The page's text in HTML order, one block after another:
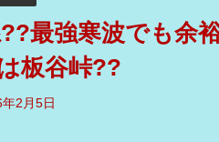
最強寒波でも余
板谷峠??
2月5日